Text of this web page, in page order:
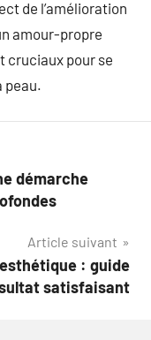
de l’amélioration
amour-propre
cruciaux pour se
peau.
démarche
Article suivant
: guide
satisfaisant